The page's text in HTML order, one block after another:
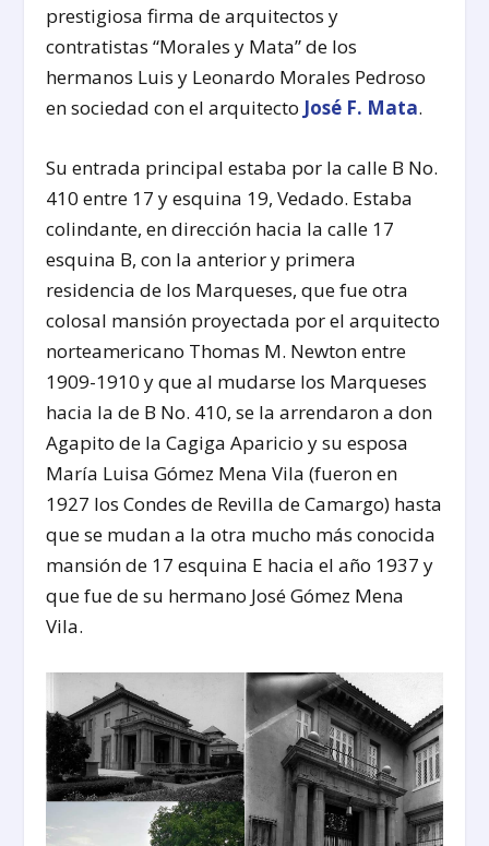
prestigiosa firma de arquitectos y
contratistas “Morales y Mata” de los
hermanos Luis y Leonardo Morales Pedroso
en sociedad con el arquitecto José F. Mata.
Su entrada principal estaba por la calle B No.
410 entre 17 y esquina 19, Vedado. Estaba
colindante, en dirección hacia la calle 17
esquina B, con la anterior y primera
residencia de los Marqueses, que fue otra
colosal mansión proyectada por el arquitecto
norteamericano Thomas M. Newton entre
1909-1910 y que al mudarse los Marqueses
hacia la de B No. 410, se la arrendaron a don
Agapito de la Cagiga Aparicio y su esposa
María Luisa Gómez Mena Vila (fueron en
1927 los Condes de Revilla de Camargo) hasta
que se mudan a la otra mucho más conocida
mansión de 17 esquina E hacia el año 1937 y
que fue de su hermano José Gómez Mena
Vila.